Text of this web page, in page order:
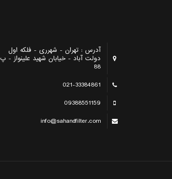
آدرس : تهران - شهرری - فلکه اول
دولت آباد - خیابان شهید علینواز - پ
88
021-33384861
09388551159
info@sahandfilter.com